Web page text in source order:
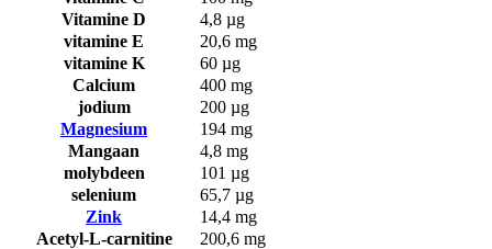
Vitamine D
4,8 µg
vitamine E
20,6 mg
vitamine K
60 µg
Calcium
400 mg
jodium
200 µg
Magnesium
194 mg
Mangaan
4,8 mg
molybdeen
101 µg
selenium
65,7 µg
Zink
14,4 mg
Acetyl-L-carnitine
200,6 mg